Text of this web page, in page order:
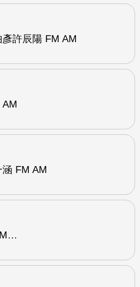
許辰陽 FM AM
FM AM